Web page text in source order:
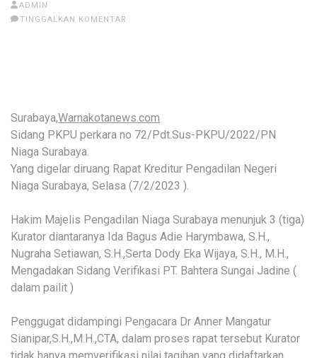
ADMIN
TINGGALKAN KOMENTAR
Surabaya,Warnakotanews.com
Sidang PKPU perkara no 72/Pdt.Sus-PKPU/2022/PN
Niaga Surabaya.
Yang digelar diruang Rapat Kreditur Pengadilan Negeri
Niaga Surabaya, Selasa (7/2/2023 ).
Hakim Majelis Pengadilan Niaga Surabaya menunjuk 3 (tiga)
Kurator diantaranya Ida Bagus Adie Harymbawa, S.H.,
Nugraha Setiawan, S.H.,Serta Dody Eka Wijaya, S.H., M.H.,
Mengadakan Sidang Verifikasi PT. Bahtera Sungai Jadine (
dalam pailit )
Penggugat didampingi Pengacara Dr Anner Mangatur
Sianipar,S.H.,M.H.,CTA, dalam proses rapat tersebut Kurator